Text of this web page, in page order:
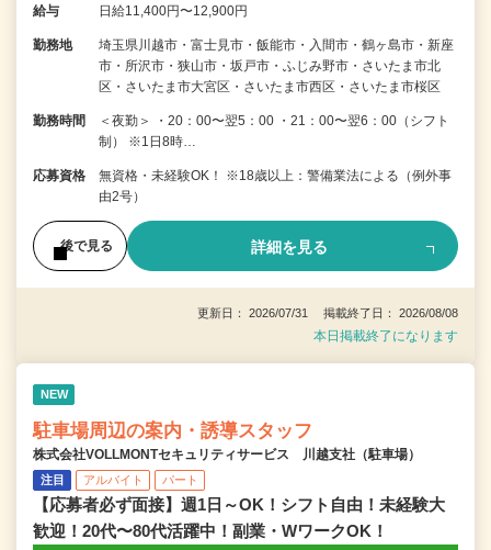
給与 日給11,400円〜12,900円
勤務地
埼玉県川越市・富士見市・飯能市・入間市・鶴ヶ島市・新座
市・所沢市・狭山市・坂戸市・ふじみ野市・さいたま市北
区・さいたま市大宮区・さいたま市西区・さいたま市桜区
勤務時間
＜夜勤＞ ・20：00〜翌5：00 ・21：00〜翌6：00（シフト
制） ※1日8時…
応募資格
無資格・未経験OK！ ※18歳以上：警備業法による（例外事
由2号）
後で見る 詳細を見る
更新日： 2026/07/31 掲載終了日： 2026/08/08
本日掲載終了になります
NEW
駐車場周辺の案内・誘導スタッフ
株式会社VOLLMONTセキュリティサービス 川越支社（駐車場）
注目 アルバイト パート
【応募者必ず面接】週1日～OK！シフト自由！未経験大
歓迎！20代〜80代活躍中！副業・WワークOK！